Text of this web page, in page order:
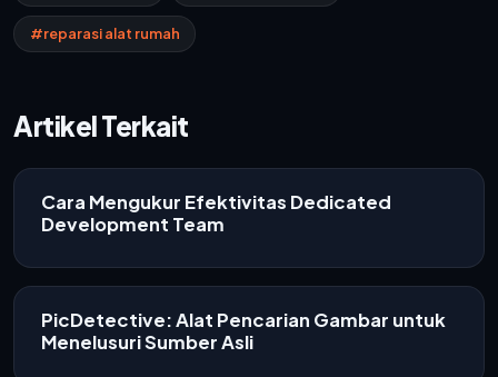
#reparasi alat rumah
Artikel Terkait
Cara Mengukur Efektivitas Dedicated
Development Team
PicDetective: Alat Pencarian Gambar untuk
Menelusuri Sumber Asli